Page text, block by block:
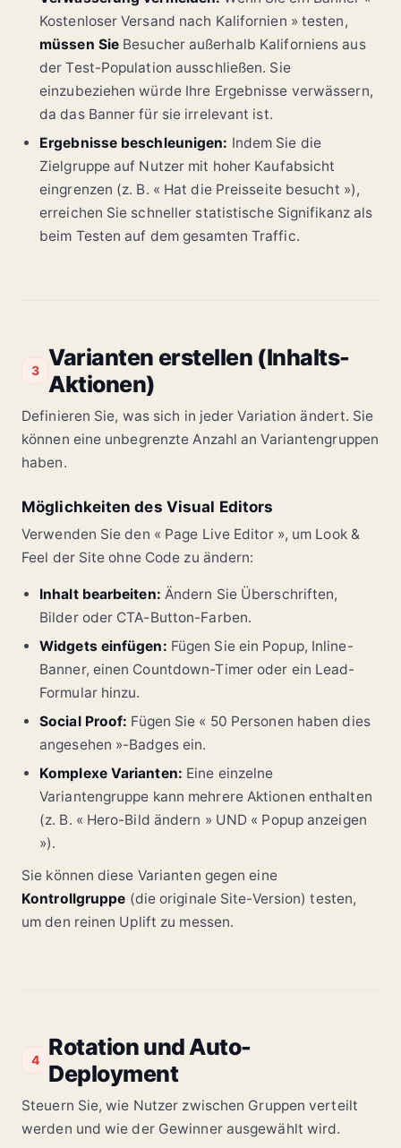
Kostenloser Versand nach Kalifornien » testen,
müssen Sie Besucher außerhalb Kaliforniens aus
der Test-Population ausschließen. Sie
einzubeziehen würde Ihre Ergebnisse verwässern,
da das Banner für sie irrelevant ist.
Ergebnisse beschleunigen: Indem Sie die
Zielgruppe auf Nutzer mit hoher Kaufabsicht
eingrenzen (z. B. « Hat die Preisseite besucht »),
erreichen Sie schneller statistische Signifikanz als
beim Testen auf dem gesamten Traffic.
3
Varianten erstellen (Inhalts-
Aktionen)
Definieren Sie, was sich in jeder Variation ändert. Sie
können eine unbegrenzte Anzahl an Variantengruppen
haben.
Möglichkeiten des Visual Editors
Verwenden Sie den « Page Live Editor », um Look &
Feel der Site ohne Code zu ändern:
Inhalt bearbeiten: Ändern Sie Überschriften,
Bilder oder CTA-Button-Farben.
Widgets einfügen: Fügen Sie ein Popup, Inline-
Banner, einen Countdown-Timer oder ein Lead-
Formular hinzu.
Social Proof: Fügen Sie « 50 Personen haben dies
angesehen »-Badges ein.
Komplexe Varianten: Eine einzelne
Variantengruppe kann mehrere Aktionen enthalten
(z. B. « Hero-Bild ändern » UND « Popup anzeigen
»).
Sie können diese Varianten gegen eine
Kontrollgruppe (die originale Site-Version) testen,
um den reinen Uplift zu messen.
4
Rotation und Auto-
Deployment
Steuern Sie, wie Nutzer zwischen Gruppen verteilt
werden und wie der Gewinner ausgewählt wird.